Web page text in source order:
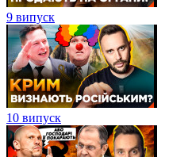
9 випуск
10 випуск